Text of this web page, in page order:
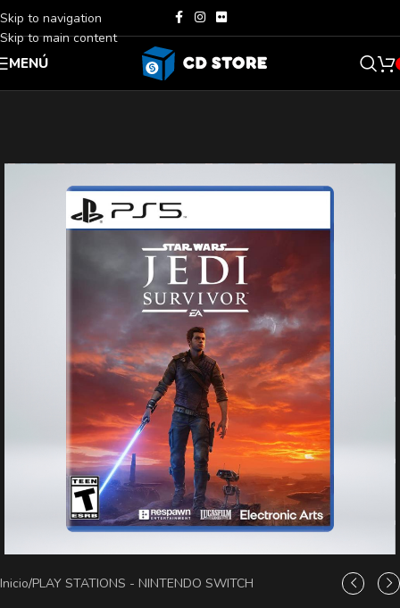
Skip to navigation
Skip to main content
MENÚ
Inicio/PLAY STATIONS - NINTENDO SWITCH